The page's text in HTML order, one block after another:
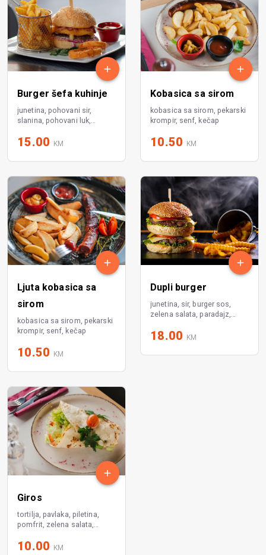
Burger šefa kuhinje
junetina, pohovani sir,
slanina, pohovani luk,
15.00 KM
Kobasica sa sirom
kobasica sa sirom, pekarski
krompir, senf, kečap
10.50 KM
Ljuta kobasica sa
sirom
kobasica sa sirom, pekarski
krompir, senf, kečap
10.50 KM
Dupli burger
junetina, sir, burger sos,
zelena salata, paradajz,
18.00 KM
Giros
tortilja, pavlaka, piletina,
pomfrit, zelena salata,
10.00 KM